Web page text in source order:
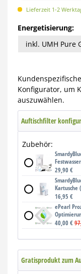
Lieferzeit 1-2
Energetisierung:
Konfigurator, um
auszuwählen.
Auftischfilter
Zubehör:
29,90 €
Kartusche
16,95 €
ePearl
40,00 €
Gratisprodukt zum